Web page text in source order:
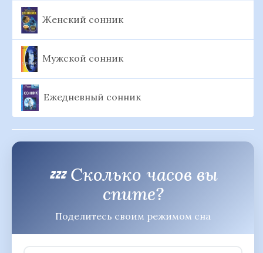
Женский сонник
Мужской сонник
Ежедневный сонник
💤 Сколько часов вы
спите?
Поделитесь своим режимом сна